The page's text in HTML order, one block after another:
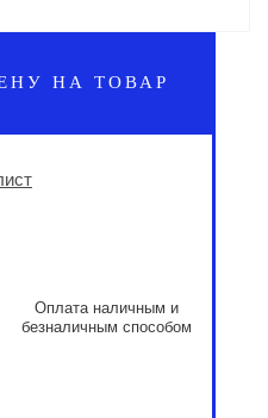
НА ТОВАР
Оплата наличным и
безналичным способом